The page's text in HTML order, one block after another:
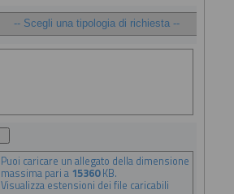
Puoi caricare un allegato della dimensione
massima pari a 15360KB.
Visualizza estensioni dei file caricabili